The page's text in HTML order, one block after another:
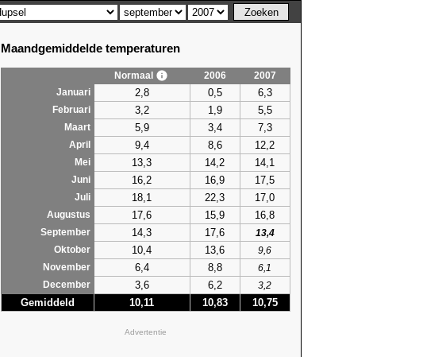
Maandgemiddelde temperaturen
Normaal 2006
2007
Januari
2,8 0,5 6,3
Februari 3,2 1,9 5,5
Maart 5,9 3,4 7,3
April 9,4 8,6 12,2
Mei 13,3 14,2 14,1
Juni 16,2 16,9 17,5
Juli 18,1 22,3 17,0
Augustus 17,6 15,9 16,8
September 14,3 17,6
13,4
Oktober
10,4 13,6
9,6
November
6,4 8,8
6,1
December
3,6 6,2 3,2
Gemiddeld 10,11 10,83 10,75
Advertentie